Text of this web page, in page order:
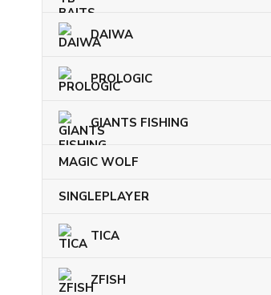
DAIWA
PROLOGIC
GIANTS FISHING
MAGIC WOLF
SINGLEPLAYER
TICA
ZFISH